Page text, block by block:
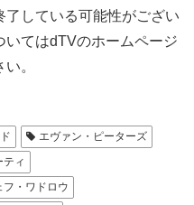
している可能性がござい
いてはdTVのホームページ
。
エヴァン・ピーターズ
ティ
フ・ワドロウ